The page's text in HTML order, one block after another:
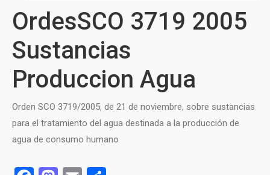
OrdesSCO 3719 2005
Sustancias
Produccion Agua
Orden SCO 3719/2005, de 21 de noviembre, sobre sustancias
para el tratamiento del agua destinada a la producción de
agua de consumo humano